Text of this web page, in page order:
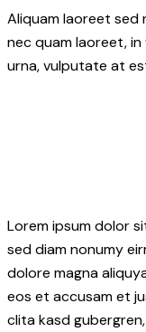
Aliquam laoreet sed
nec quam laoreet,
urna, vulputate at
Lorem ipsum dolor
sed diam nonumy
dolore magna
eos et accusam et
clita kasd